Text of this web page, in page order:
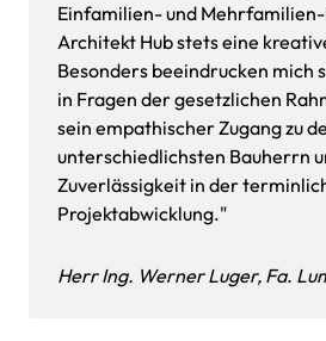
Einfamilien- und
Architekt Hub stets eine
Besonders beeindrucken mich
in Fragen der gesetzlichen
sein empathischer Zugang zu
unterschiedlichsten Bauherrn
Zuverlässigkeit in der
Projektabwicklung."
Herr Ing. Werner Luger, Fa.